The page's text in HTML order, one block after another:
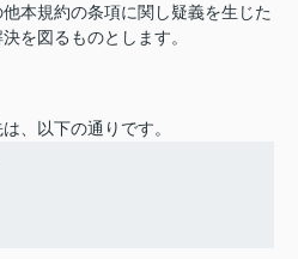
本規約の条項に関し疑義を生じた
を図るものとします。
、以下の通りです。